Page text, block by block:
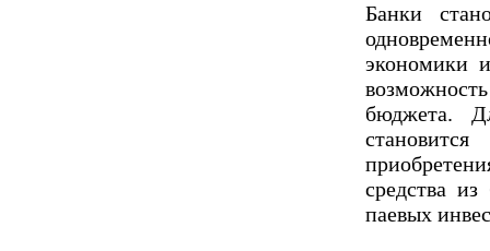
Банки
экономики
бюджета.
средства
паевых